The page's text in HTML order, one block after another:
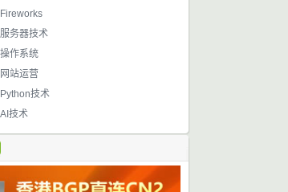
Fireworks
服务器技术
操作系统
网站运营
Python技术
AI技术